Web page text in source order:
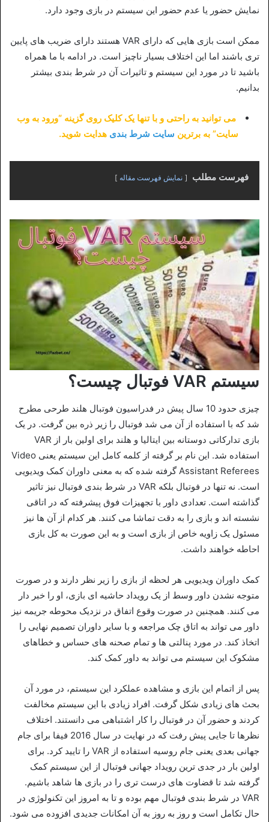
نمایش حضور یا عدم حضور این سیستم در بازی وجود دارد.
ممکن است بازی هایی که دارای VAR هستند دارای ضریب های پایین
تری باشند اما این اختلاف بسیار ناچیز است. در ادامه با ما همراه
باشید تا در مورد این سیستم و تاثیرات آن در شرط بندی بیشتر
بدانیم.
می توانید به راحتی و با تنها یک کلیک روی گزینه “ورود به وب
سایت” به برترین سایت شرط بندی هدایت شوید.
فهرست مطلب نمایش فهرست مقاله
سیستم VAR فوتبال چیست؟
چیزی حدود 10 سال پیش در فدراسیون فوتبال هلند طرحی مطرح
شد که با استفاده از آن می شد فوتبال را زیر ذره بین گرفت. در یک
بازی تدارکاتی دوستانه بین ایتالیا و هلند برای اولین بار از VAR
استفاده شد. این نام بر گرفته از کلمه کامل این سیستم یعنی Video
Assistant Referees گرفته شده که به معنی داوران کمک ویدیویی
است. نه تنها در فوتبال بلکه VAR در شرط بندی فوتبال نیز تاثیر
گذاشته است. تعدادی داور با تجهیزات فوق پیشرفته که در اتاقی
نشسته اند و بازی را به دقت تماشا می کنند. هر کدام از آن ها نیز
مسئول یک زاویه خاص از بازی است و به این صورت به کل بازی
احاطه خواهند داشت.
کمک داوران ویدیویی هر لحظه از بازی را زیر نظر دارند و در صورت
متوجه نشدن داور وسط از یک رویداد حاشیه ای بازی، او را خبر دار
می کنند. همچنین در صورت وقوع اتفاق در نزدیک محوطه جریمه نیز
داور می تواند به اتاق چک مراجعه و با سایر داوران تصمیم نهایی را
اتخاذ کند. در مورد پنالتی ها و تمام صحنه های حساس و خطاهای
مشکوک این سیستم می تواند به داور کمک کند.
پس از اتمام این بازی و مشاهده عملکرد این سیستم، در مورد آن
بحث های زیادی شکل گرفت. افراد زیادی با این سیستم مخالفت
کردند و حضور آن در فوتبال را کار اشتباهی می دانستند. اختلاف
نظرها تا جایی پیش رفت که در نهایت در سال 2016 فیفا برای جام
جهانی بعدی یعنی جام روسیه استفاده از VAR را تایید کرد. برای
اولین بار در جدی ترین رویداد جهانی فوتبال از این سیستم کمک
گرفته شد تا قضاوت های درست تری را در بازی ها شاهد باشیم.
VAR در شرط بندی فوتبال مهم بوده و تا به امروز این تکنولوژی در
حال تکامل است و روز به روز به آن امکانات جدیدی افزوده می شود.